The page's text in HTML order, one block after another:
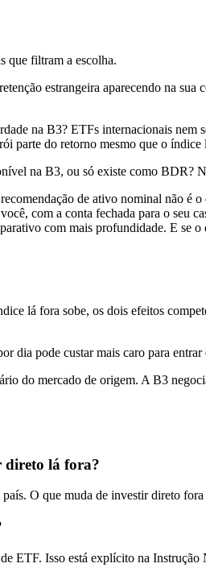
que filtram a escolha.
estrangeira aparecendo na
na B3? ETFs internacionais
parte do retorno mesmo que o índice
na B3, ou só existe como BDR?
de ativo nominal não é
com a conta fechada para o seu
com mais profundidade. E
lá fora sobe, os dois efeitos
dia pode custar mais caro para
do mercado de origem. A B3
direto lá fora?
O que muda de investir direto
ETF. Isso está explícito na